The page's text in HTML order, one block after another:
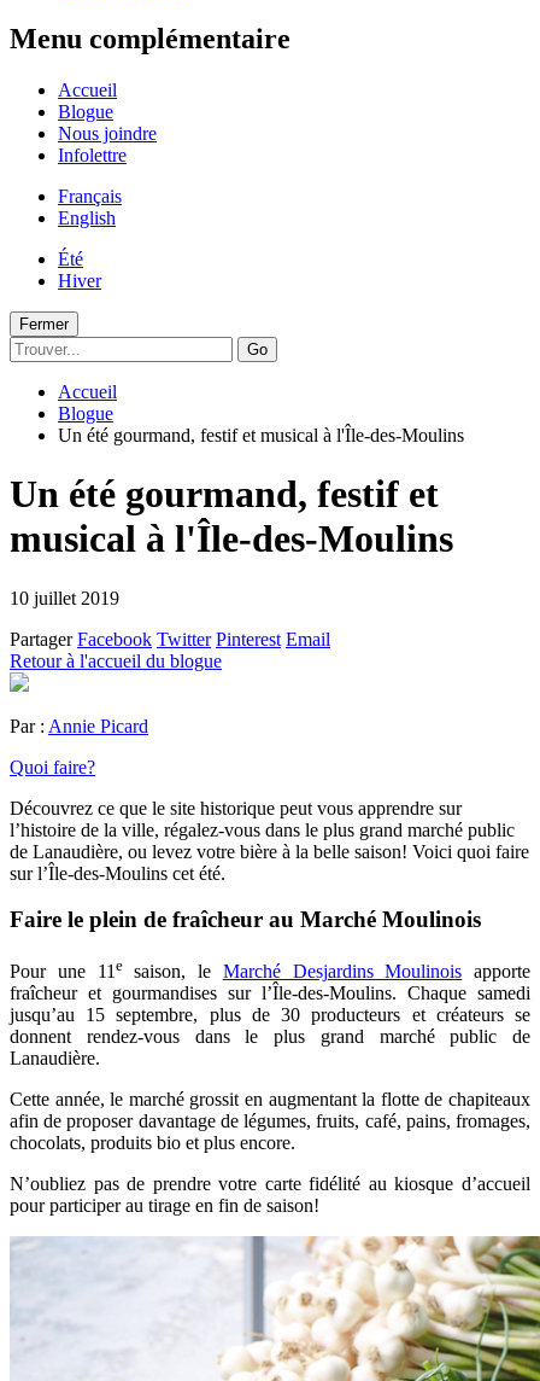
Menu complémentaire
Accueil
Blogue
Nous joindre
Infolettre
Français
English
Été
Hiver
Fermer
Go
Accueil
Blogue
Un été gourmand, festif et musical à l'Île-des-Moulins
Un été gourmand, festif et
musical à l'Île-des-Moulins
10 juillet 2019
Partager Facebook Twitter Pinterest Email
Retour à l'accueil du blogue
Par : Annie Picard
Quoi faire?
Découvrez ce que le site historique peut vous apprendre sur
l’histoire de la ville, régalez-vous dans le plus grand marché public
de Lanaudière, ou levez votre bière à la belle saison! Voici quoi faire
sur l’Île-des-Moulins cet été.
Faire le plein de fraîcheur au Marché Moulinois
Pour une 11esaison, le Marché Desjardins Moulinois apporte
fraîcheur et gourmandises sur l’Île-des-Moulins. Chaque samedi
jusqu’au 15 septembre, plus de 30 producteurs et créateurs se
donnent rendez-vous dans le plus grand marché public de
Lanaudière.
Cette année, le marché grossit en augmentant la flotte de chapiteaux
afin de proposer davantage de légumes, fruits, café, pains, fromages,
chocolats, produits bio et plus encore.
N’oubliez pas de prendre votre carte fidélité au kiosque d’accueil
pour participer au tirage en fin de saison!